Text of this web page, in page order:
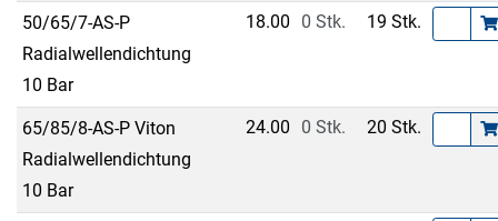
50/65/7-AS-P
Radialwellendichtung
10 Bar
18.00 0 Stk. 19 Stk.
65/85/8-AS-P Viton
Radialwellendichtung
10 Bar
24.00 0 Stk. 20 Stk.